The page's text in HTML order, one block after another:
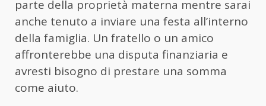
parte della proprietà materna mentre sarai
anche tenuto a inviare una festa all’interno
della famiglia. Un fratello o un amico
affronterebbe una disputa finanziaria e
avresti bisogno di prestare una somma
come aiuto.